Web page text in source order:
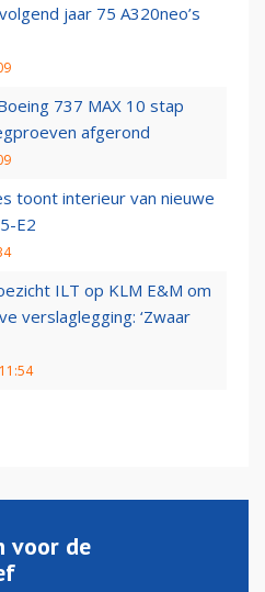
jaar 75 A320neo’s
737 MAX 10 stap
afgerond
toont interieur van nieuwe
E2
ILT op KLM E&M om
verslaglegging: ‘Zwaar
voor de